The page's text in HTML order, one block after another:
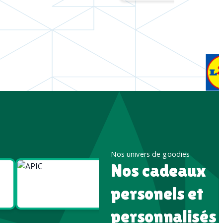
Goodies
High tech
Nos univers de goodies
Nos cadeaux
personels et
personnalisés